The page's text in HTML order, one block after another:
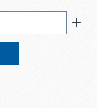
Wert ein